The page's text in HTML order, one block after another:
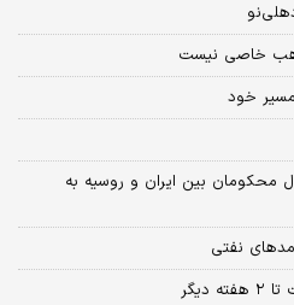
خاصی نیست
خود
محکومان بین ایران و روسیه به